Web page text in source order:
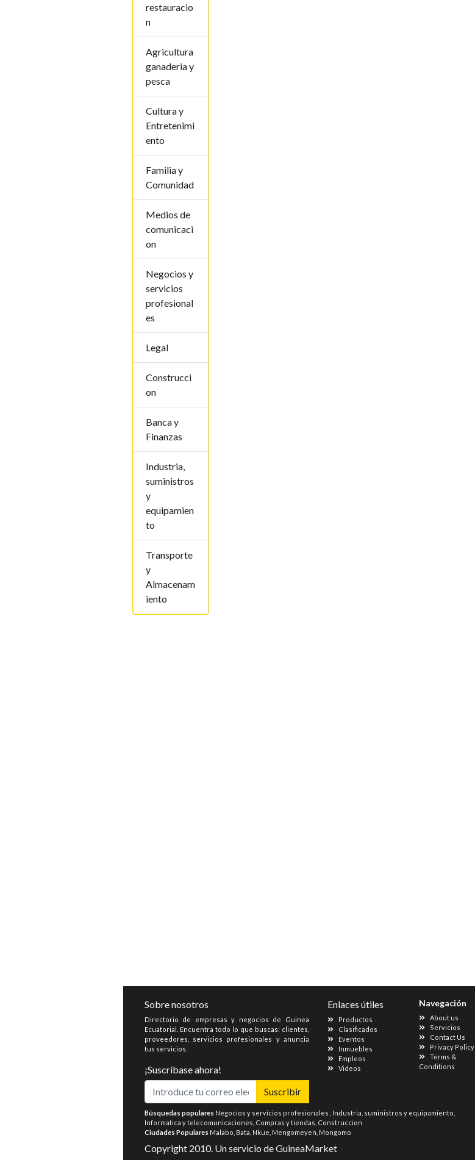
restauracio
n
Agricultura
ganaderia y
pesca
Cultura y
Entretenimi
ento
Familia y
Comunidad
Medios de
comunicaci
on
Negocios y
servicios
profesional
es
Legal
Construcci
on
Banca y
Finanzas
Industria,
suministros
y
equipamien
to
Transporte
y
Almacenam
iento
Sobre nosotros
Directorio de empresas y negocios de Guinea
Ecuatorial. Encuentra todo lo que buscas: clientes,
proveedores, servicios profesionales y anuncia
tus servicios.
¡Suscríbase ahora!
Suscribir
Enlaces útiles
Productos
Clasificados
Eventos
Inmuebles
Empleos
Videos
Navegación
About us
Servicios
Contact Us
Privacy Policy
Terms &
Conditions
Búsquedas populares Negocios y servicios profesionales Industria, suministros y equipamiento
Informatica y telecomunicaciones Compras y tiendas Construccion
Ciudades Populares Malabo Bata Nkue Mengomeyen Mongomo
Copyright 2010. Un servicio deGuineaMarket